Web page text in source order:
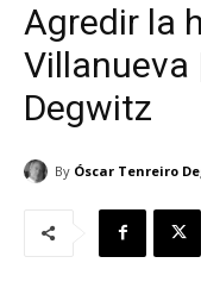
Agredir la
Villanueva
Degwitz
By Óscar Tenreiro